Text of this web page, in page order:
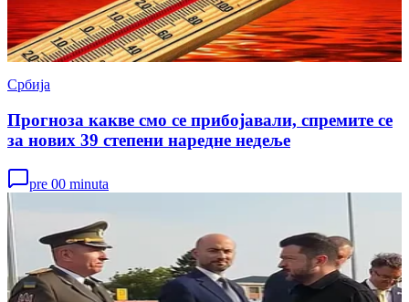
Србија
Прогноза какве смо се прибојавали, спремите се
за нових 39 степени наредне недеље
pre 00 minuta